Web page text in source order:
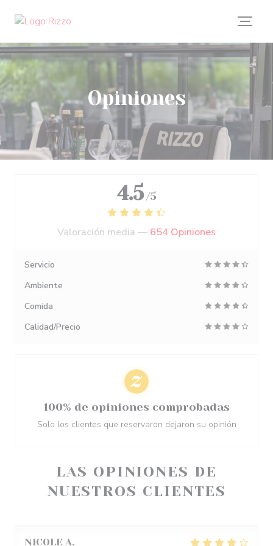
Opiniones
LAS OPINIONES DE
NUESTROS CLIENTES
NICOLE A
4.5 /5
Valoración media — 654 Opiniones
Servicio
Ambiente
Comida
Calidad/Precio
100% de opiniones comprobadas
Solo los clientes que reservaron dejaron su opinión